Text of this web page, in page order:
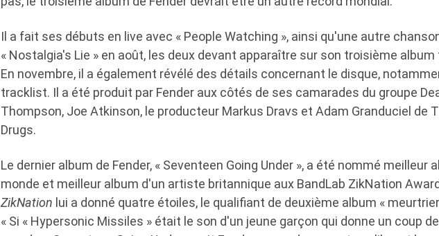
Il a fait ses débuts en live avec « People Watching », ainsi qu'une autre
« Nostalgia's Lie » en août, les deux devant apparaître sur son troisième
En novembre, il a également révélé des détails concernant le disque,
tracklist. Il a été produit par Fender aux côtés de ses camarades du groupe
Thompson, Joe Atkinson, le producteur Markus Dravs et Adam Granduciel de
Drugs.
Le dernier album de Fender, « Seventeen Going Under », a été nommé meilleur
monde et meilleur album d'un artiste britannique aux BandLab ZikNation
ZikNation lui a donné quatre étoiles, le qualifiant de deuxième album «
« Si « Hypersonic Missiles » était le son d'un jeune garçon qui donne un coup